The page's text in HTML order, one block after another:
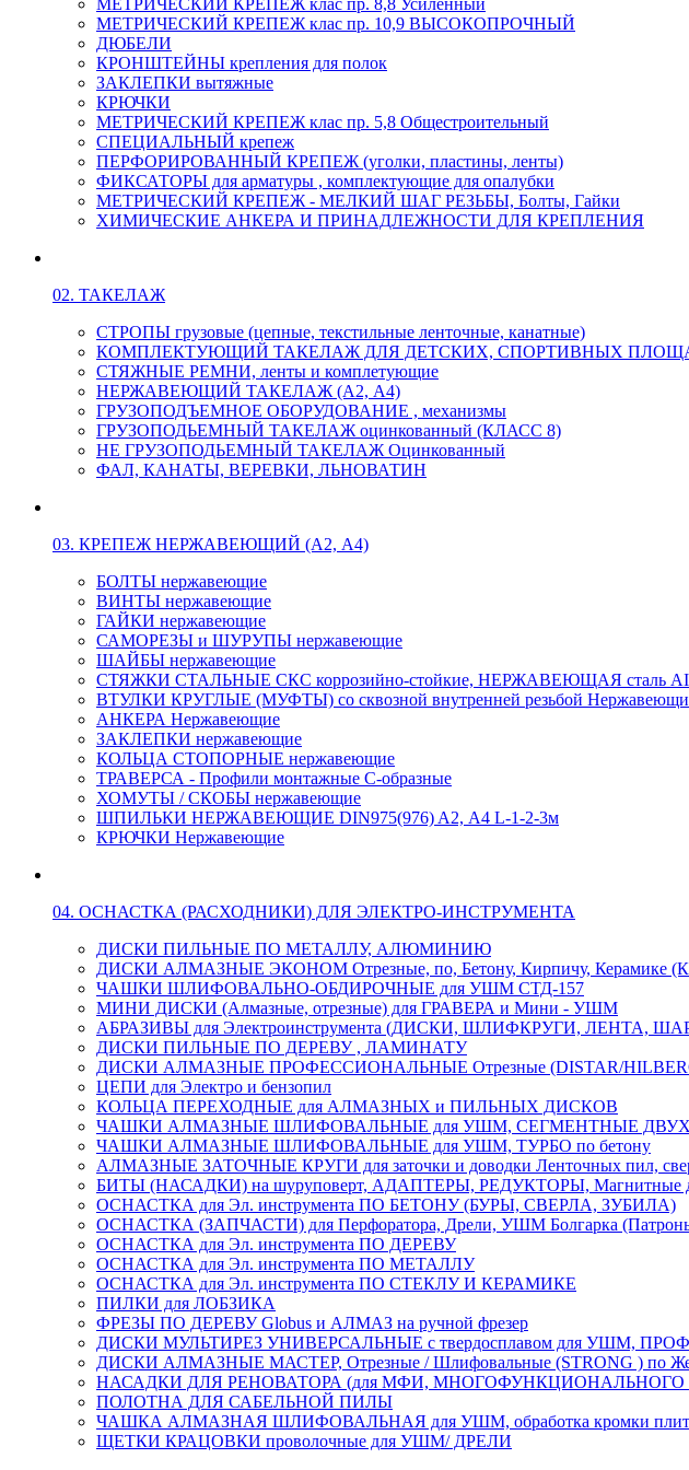
МЕТРИЧЕСКИЙ КРЕПЕЖ клас пр. 8,8 Усиленный
МЕТРИЧЕСКИЙ КРЕПЕЖ клас пр. 10,9 ВЫСОКОПРОЧНЫЙ
ДЮБЕЛИ
КРОНШТЕЙНЫ крепления для полок
ЗАКЛЕПКИ вытяжные
КРЮЧКИ
МЕТРИЧЕСКИЙ КРЕПЕЖ клас пр. 5,8 Общестроительный
СПЕЦИАЛЬНЫЙ крепеж
ПЕРФОРИРОВАННЫЙ КРЕПЕЖ (уголки, пластины, ленты)
ФИКСАТОРЫ для арматуры , комплектующие для опалубки
МЕТРИЧЕСКИЙ КРЕПЕЖ - МЕЛКИЙ ШАГ РЕЗЬБЫ, Болты, Гайки
ХИМИЧЕСКИЕ АНКЕРА И ПРИНАДЛЕЖНОСТИ ДЛЯ КРЕПЛЕНИЯ
02. ТАКЕЛАЖ
СТРОПЫ грузовые (цепные, текстильные ленточные, канатные)
КОМПЛЕКТУЮЩИЙ ТАКЕЛАЖ ДЛЯ ДЕТСКИХ, СПОРТИВНЫХ
СТЯЖНЫЕ РЕМНИ, ленты и комплетующие
НЕРЖАВЕЮЩИЙ ТАКЕЛАЖ (А2, А4)
ГРУЗОПОДЪЕМНОЕ ОБОРУДОВАНИЕ , механизмы
ГРУЗОПОДЬЕМНЫЙ ТАКЕЛАЖ оцинкованный (КЛАСС 8)
НЕ ГРУЗОПОДЬЕМНЫЙ ТАКЕЛАЖ Оцинкованный
ФАЛ, КАНАТЫ, ВЕРЕВКИ, ЛЬНОВАТИН
03. КРЕПЕЖ НЕРЖАВЕЮЩИЙ (А2, А4)
БОЛТЫ нержавеющие
ВИНТЫ нержавеющие
ГАЙКИ нержавеющие
САМОРЕЗЫ и ШУРУПЫ нержавеющие
ШАЙБЫ нержавеющие
СТЯЖКИ СТАЛЬНЫЕ СКС коррозийно-стойкие, НЕРЖАВЕЮЩАЯ сталь
ВТУЛКИ КРУГЛЫЕ (МУФТЫ) со сквозной внутренней резьбой
АНКЕРА Нержавеющие
ЗАКЛЕПКИ нержавеющие
КОЛЬЦА СТОПОРНЫЕ нержавеющие
ТРАВЕРСА - Профили монтажные С-образные
ХОМУТЫ / СКОБЫ нержавеющие
ШПИЛЬКИ НЕРЖАВЕЮЩИЕ DIN975(976) A2, А4 L-1-2-3м
КРЮЧКИ Нержавеющие
04. ОСНАСТКА (РАСХОДНИКИ) ДЛЯ ЭЛЕКТРО-ИНСТРУМЕНТА
ДИСКИ ПИЛЬНЫЕ ПО МЕТАЛЛУ, АЛЮМИНИЮ
ДИСКИ АЛМАЗНЫЕ ЭКОНОМ Отрезные, по, Бетону, Кирпичу, Керамике
ЧАШКИ ШЛИФОВАЛЬНО-ОБДИРОЧНЫЕ для УШМ СТД-157
МИНИ ДИСКИ (Алмазные, отрезные) для ГРАВЕРА и Мини - УШМ
АБРАЗИВЫ для Электроинструмента (ДИСКИ, ШЛИФКРУГИ, ЛЕНТА,
ДИСКИ ПИЛЬНЫЕ ПО ДЕРЕВУ , ЛАМИНАТУ
ДИСКИ АЛМАЗНЫЕ ПРОФЕССИОНАЛЬНЫЕ Отрезные (DISTAR/HILBERG/
ЦЕПИ для Электро и бензопил
КОЛЬЦА ПЕРЕХОДНЫЕ для АЛМАЗНЫХ и ПИЛЬНЫХ ДИСКОВ
ЧАШКИ АЛМАЗНЫЕ ШЛИФОВАЛЬНЫЕ для УШМ, СЕГМЕНТНЫЕ
ЧАШКИ АЛМАЗНЫЕ ШЛИФОВАЛЬНЫЕ для УШМ, ТУРБО по бетону
АЛМАЗНЫЕ ЗАТОЧНЫЕ КРУГИ для заточки и доводки Ленточных пил,
БИТЫ (НАСАДКИ) на шуруповерт, АДАПТЕРЫ, РЕДУКТОРЫ, Магнитные
ОСНАСТКА для Эл. инструмента ПО БЕТОНУ (БУРЫ, СВЕРЛА, ЗУБИЛА)
ОСНАСТКА (ЗАПЧАСТИ) для Перфоратора, Дрели, УШМ Болгарка
ОСНАСТКА для Эл. инструмента ПО ДЕРЕВУ
ОСНАСТКА для Эл. инструмента ПО МЕТАЛЛУ
ОСНАСТКА для Эл. инструмента ПО СТЕКЛУ И КЕРАМИКЕ
ПИЛКИ для ЛОБЗИКА
ФРЕЗЫ ПО ДЕРЕВУ Globus и АЛМАЗ на ручной фрезер
ДИСКИ МУЛЬТИРЕЗ УНИВЕРСАЛЬНЫЕ с твердосплавом для УШМ,
ДИСКИ АЛМАЗНЫЕ МАСТЕР, Отрезные / Шлифовальные (STRONG ) по
НАСАДКИ ДЛЯ РЕНОВАТОРА (для МФИ,
ПОЛОТНА ДЛЯ САБЕЛЬНОЙ ПИЛЫ
ЧАШКА АЛМАЗНАЯ ШЛИФОВАЛЬНАЯ для УШМ, обработка кромки плиток
ЩЕТКИ КРАЦОВКИ проволочные для УШМ/ ДРЕЛИ